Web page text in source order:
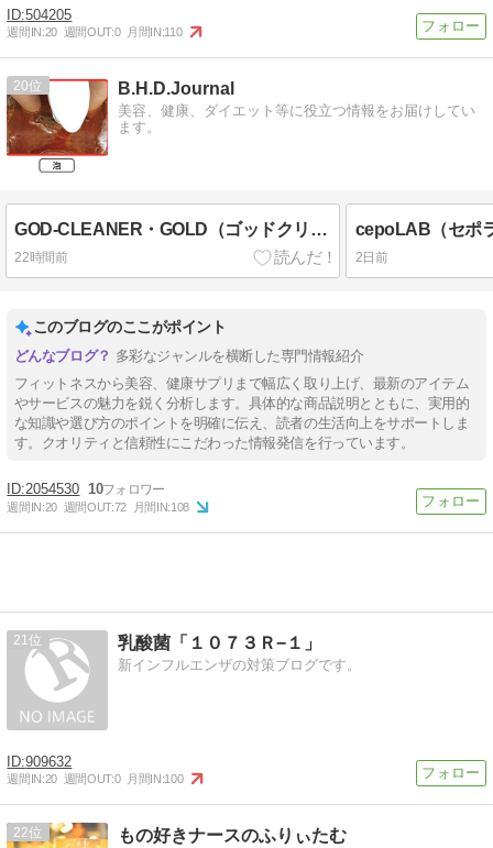
504205
週間IN:20 週間OUT:0 月間IN:110
20 B.H.D.Journal
美容、健康、ダイエット等に役立つ情報をお届けしてい
ます。
GOD-CLEANER・GOLD（ゴッドクリーナーゴールド）の効果は嘘？
22時間前 2日前
このブログのここがポイント
多彩なジャンルを横断した専門情報紹介
フィットネスから美容、健康サプリまで幅広く取り上げ、最新のアイテム
やサービスの魅力を鋭く分析します。具体的な商品説明とともに、実用的
な知識や選び方のポイントを明確に伝え、読者の生活向上をサポートしま
す。クオリティと信頼性にこだわった情報発信を行っています。
2054530 10
週間IN:20 週間OUT:72 月間IN:108
21 乳酸菌「１０７３Ｒ−１」
新インフルエンザの対策ブログです。
909632
週間IN:20 週間OUT:0 月間IN:100
22 もの好きナースのふりぃたむ